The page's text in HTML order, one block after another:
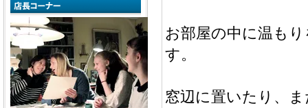
お部屋の中に温も
す。
窓辺に置いたり、